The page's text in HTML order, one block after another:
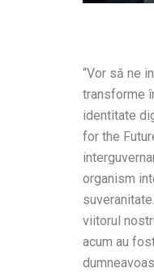
“Vor să ne
transforme
identitate
for the
organism
viitorul
acum au